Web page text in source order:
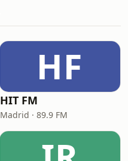
HF
HIT FM
Madrid · 89.9 FM